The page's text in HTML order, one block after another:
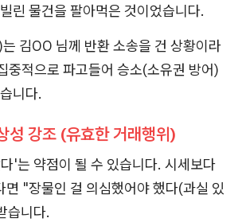
린 물건을 팔아먹은 것이었습니다.
김OO 님께 반환 소송을 건 상황이라
중적으로 파고들어 승소(소유권 방어)
니다.
성 강조 (유효한 거래행위)
'는 약점이 될 수 있습니다. 시세보다
면 "장물인 걸 의심했어야 했다(과실 있
습니다.